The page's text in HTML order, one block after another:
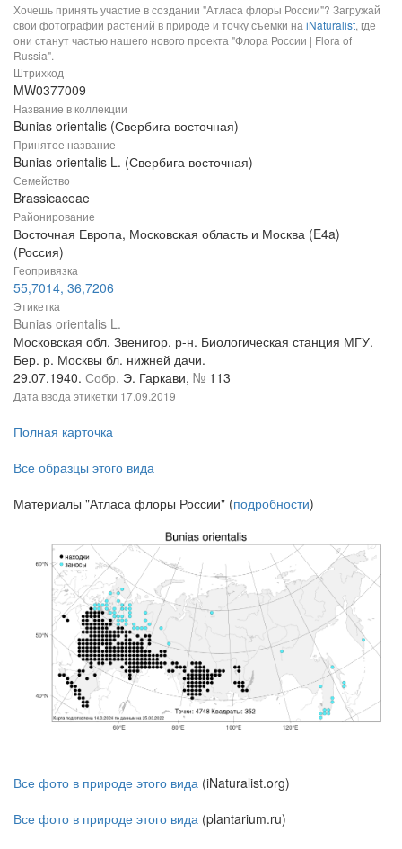
Хочешь принять участие в создании "Атласа флоры России"? Загружай
свои фотографии растений в природе и точку съемки на iNaturalist, где
они станут частью нашего нового проекта "Флора России | Flora of
Russia".
Штрихкод
MW0377009
Название в коллекции
Bunias orientalis (Свербига восточная)
Принятое название
Bunias orientalis L. (Свербига восточная)
Семейство
Brassicaceae
Районирование
Восточная Европа, Московская область и Москва (E4a)
(Россия)
Геопривязка
55,7014, 36,7206
Этикетка
Bunias orientalis L.
Московская обл. Звенигор. р-н. Биологическая станция МГУ.
Бер. р. Москвы бл. нижней дачи.
29.07.1940. Собр. Э. Гаркави, № 113
Дата ввода этикетки 17.09.2019
Полная карточка
Все образцы этого вида
Материалы "Атласа флоры России" (подробности)
Все фото в природе этого вида (iNaturalist.org)
Все фото в природе этого вида (plantarium.ru)